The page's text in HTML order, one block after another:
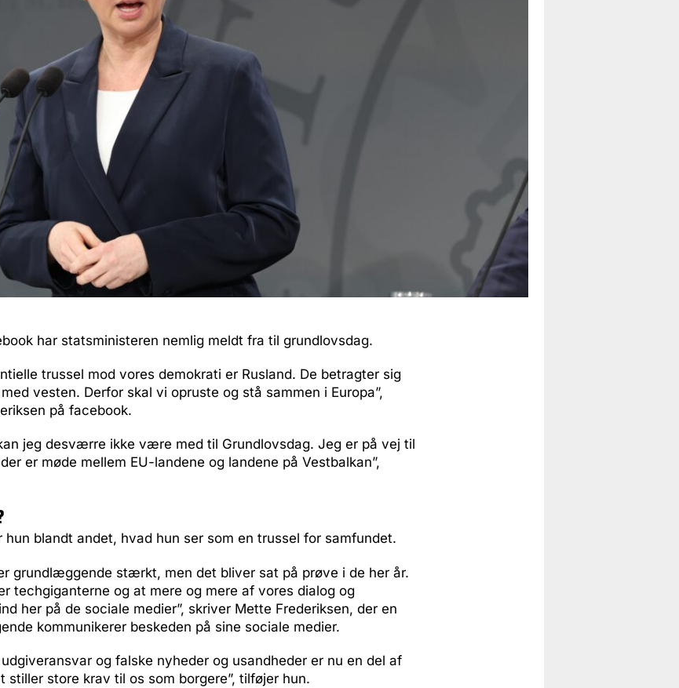
har statsministeren nemlig meldt fra til grundlovsdag.
trussel mod vores demokrati er Rusland. De betragter sig
vesten. Derfor skal vi opruste og stå sammen i Europa”,
på facebook.
jeg desværre ikke være med til Grundlovsdag. Jeg er på vej til
er møde mellem EU-landene og landene på Vestbalkan”,
hun blandt andet, hvad hun ser som en trussel for samfundet.
grundlæggende stærkt, men det bliver sat på prøve i de her år.
techgiganterne og at mere og mere af vores dialog og
her på de sociale medier”, skriver Mette Frederiksen, der en
kommunikerer beskeden på sine sociale medier.
og falske nyheder og usandheder er nu en del af
stiller store krav til os som borgere”, tilføjer hun.